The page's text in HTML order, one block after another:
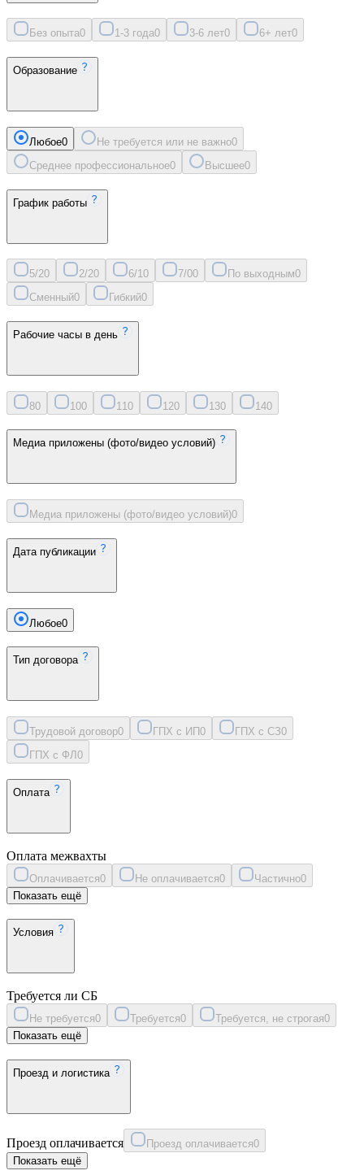
Без опыта0 1-3 года0 3-6 лет0 6+ лет0
Образование
Любое0 Не требуется или не важно0
Среднее профессиональное0 Высшее0
График работы
5/20 2/20 6/10 7/00 По выходным0
Сменный0 Гибкий0
Рабочие часы в день
80 100 11 0 120 130 140
Медиа приложены (фото/видео условий)
Медиа приложены (фото/видео условий)0
Дата публикации
Любое0
Тип договора
Трудовой договор0 ГПХ с ИП0 ГПХ с СЗ0
ГПХ с ФЛ 0
Оплата
Оплата межвахты
Оплачивается0 Не оплачивается0 Частично0
Показать ещё
Условия
Требуется ли СБ
Не требуется0 Требуется0 Требуется, не строгая0
Показать ещё
Проезд и логистика
Проезд оплачивается Проезд оплачивается0
Показать ещё